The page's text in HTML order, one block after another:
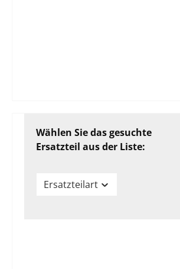
Wählen Sie das gesuchte
Ersatzteil aus der Liste:
Ersatzteilart